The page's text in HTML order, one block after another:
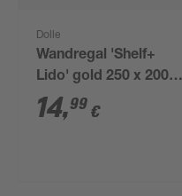
Dolle
Wandregal 'Shelf+
Lido' gold 250 x 200 x
120 mm
14,99 €